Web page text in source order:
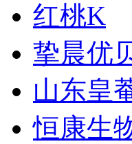
红桃K
挚晨优
山东皇
恒康生